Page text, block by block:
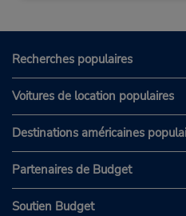
Recherches populaires
Voitures de location populaires
Destinations américaines
Partenaires de Budget
Soutien Budget